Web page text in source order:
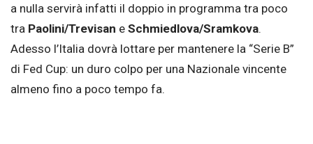
a nulla servirà infatti il doppio in programma tra poco
tra Paolini/Trevisan e Schmiedlova/Sramkova.
Adesso l’Italia dovrà lottare per mantenere la “Serie B”
di Fed Cup: un duro colpo per una Nazionale vincente
almeno fino a poco tempo fa.